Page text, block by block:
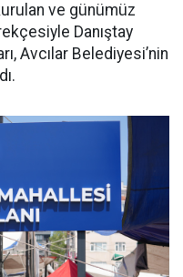
ve günümüz
Danıştay
Avcılar Belediyesi’nin